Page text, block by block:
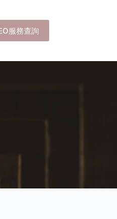
服務查詢